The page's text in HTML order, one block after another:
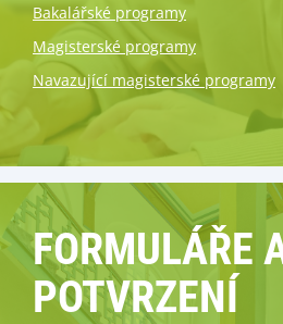
Bakalářské programy
Magisterské programy
Navazující magisterské programy
FORMULÁŘE
POTVRZENÍ